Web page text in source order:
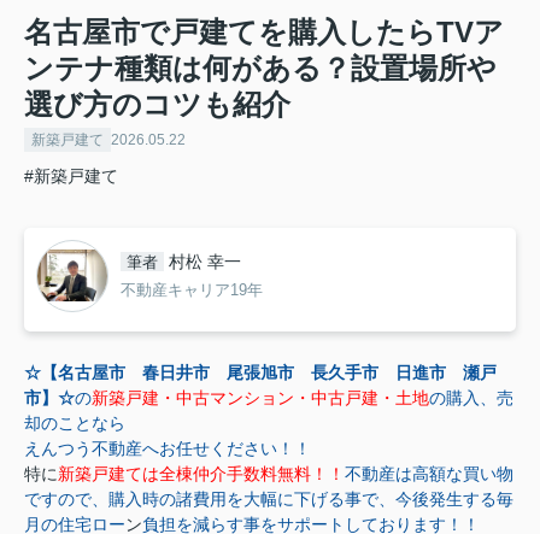
名古屋市で戸建てを購入したらTVア
ンテナ種類は何がある？設置場所や
選び方のコツも紹介
新築戸建て 2026.05.22
#新築戸建て
筆者 村松 幸一
不動産キャリア19年
☆【名古屋市 春日井市 尾張旭市 長久手市 日進市 瀬戸
市】☆の新築戸建・中古マンション・中古戸建・土地の購入、売
却のことなら
えんつう不動産へお任せください！！
特に新築戸建ては全棟仲介手数料無料！！ 不動産は高額な買い物
ですので、購入時の諸費用を大幅に下げる事で、今後発生する毎
月の住宅ローン負担を減らす事をサポートしております！！